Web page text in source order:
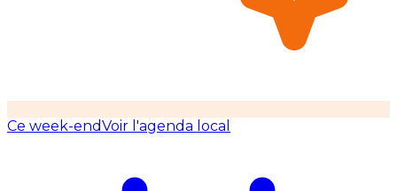
Ce week-endVoir l'agenda local